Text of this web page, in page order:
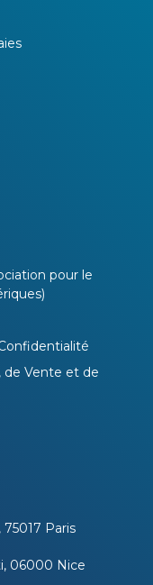
pour le
de Vente et de
Paris
06000 Nice